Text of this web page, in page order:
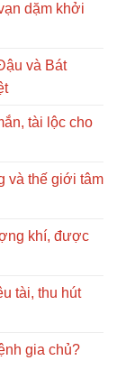
dặm khởi
và Bát
tài lộc cho
và thế giới tâm
khí, được
tài, thu hút
gia chủ?